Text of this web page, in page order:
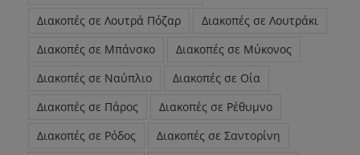
Διακοπές σε Λουτρά Πόζαρ
Διακοπές σε Λουτράκι
Διακοπές σε Μπάνσκο
Διακοπές σε Μύκονος
Διακοπές σε Ναύπλιο
Διακοπές σε Οία
Διακοπές σε Πάρος
Διακοπές σε Ρέθυμνο
Διακοπές σε Ρόδος
Διακοπές σε Σαντορίνη